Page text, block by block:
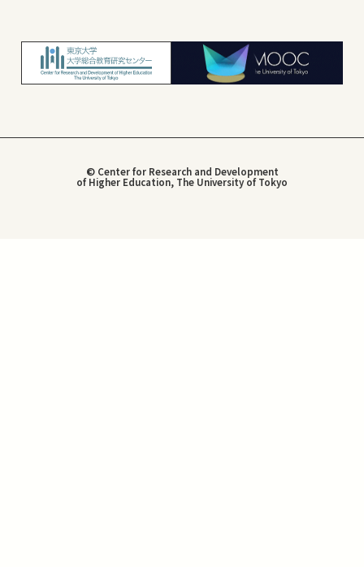
© Center for Research and Development
of Higher Education, The University of Tokyo